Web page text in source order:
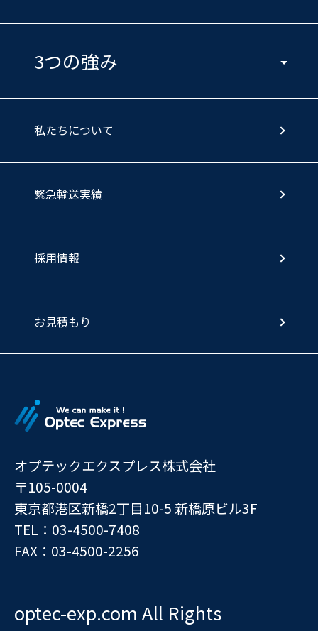
3つの強み
私たちについて
緊急輸送実績
採用情報
お見積もり
オプテックエクスプレス株式会社
〒105-0004
東京都港区新橋2丁目10-5 新橋原ビル3F
TEL：03-4500-7408
FAX：03-4500-2256
optec-exp.com All Rights